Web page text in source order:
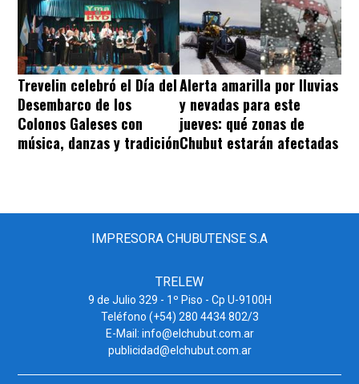
Trevelin celebró el Día del
Desembarco de los
Colonos Galeses con
música, danzas y tradición
Alerta amarilla por lluvias
y nevadas para este
jueves: qué zonas de
Chubut estarán afectadas
IMPRESORA CHUBUTENSE S.A
TRELEW
9 de Julio 329 - 1º Piso - Cp U-9100H
Teléfono (+54) 280 4434 802/3
E-Mail: info@elchubut.com.ar
publicidad@elchubut.com.ar